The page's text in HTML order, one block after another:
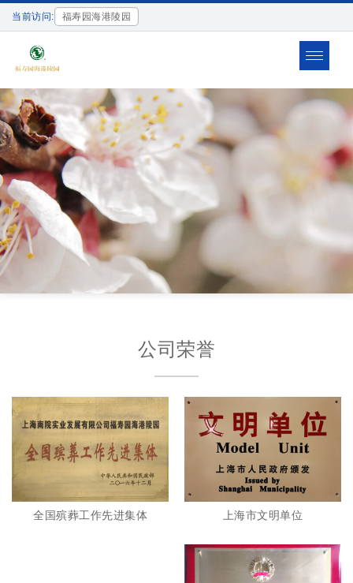
当前访问: 福寿园海港陵园
Toggle
公司荣誉
全国殡葬工作先进集体 上海市文明单位